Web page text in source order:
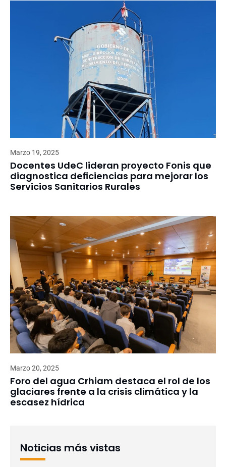
Marzo 19, 2025
Docentes UdeC lideran proyecto Fonis que
diagnostica deficiencias para mejorar los
Servicios Sanitarios Rurales
Marzo 20, 2025
Foro del agua Crhiam destaca el rol de los
glaciares frente a la crisis climática y la
escasez hídrica
Noticias más vistas